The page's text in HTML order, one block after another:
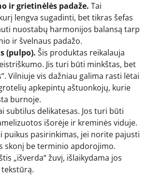
ir grietinėlės padaže. Tai
lengva sugadinti, bet tikras šefas
nuostabų harmonijos balansą tarp
ir švelnaus padažo.
(pulpo). Šis produktas reikalauja
Jis turi būti minkštas, bet
Vilniuje vis dažniau galima rasti lėtai
apkepintų aštuonkojų, kurie
burnoje.
subtilus delikatesas. Jos turi būti
išorėje ir kreminės viduje.
puikus pasirinkimas, jei norite pajusti
skonį be terminio apdorojimo.
„išverda“ žuvį, išlaikydama jos